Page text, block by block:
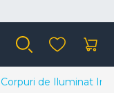
Corpuri de Iluminat